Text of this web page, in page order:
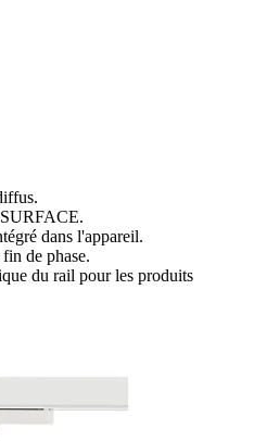
dans l'appareil.
de phase.
du rail pour les produits